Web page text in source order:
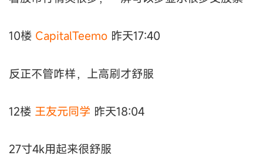
10楼 CapitalTeemo 昨天17:40
反正不管咋样，上高刷才舒服
12楼 王友元同学 昨天18:04
27寸4k用起来很舒服